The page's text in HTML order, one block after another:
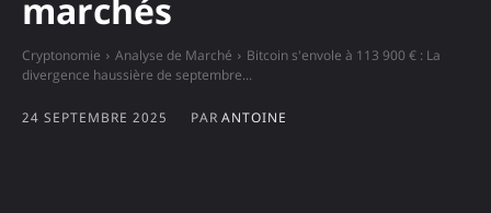
marchés
Cryptonomie Analyse de Marché
Bitcoin s'envole à 113 900 € : La
divergence haussière de septembre...
24 SEPTEMBRE 2025 PAR ANTOINE